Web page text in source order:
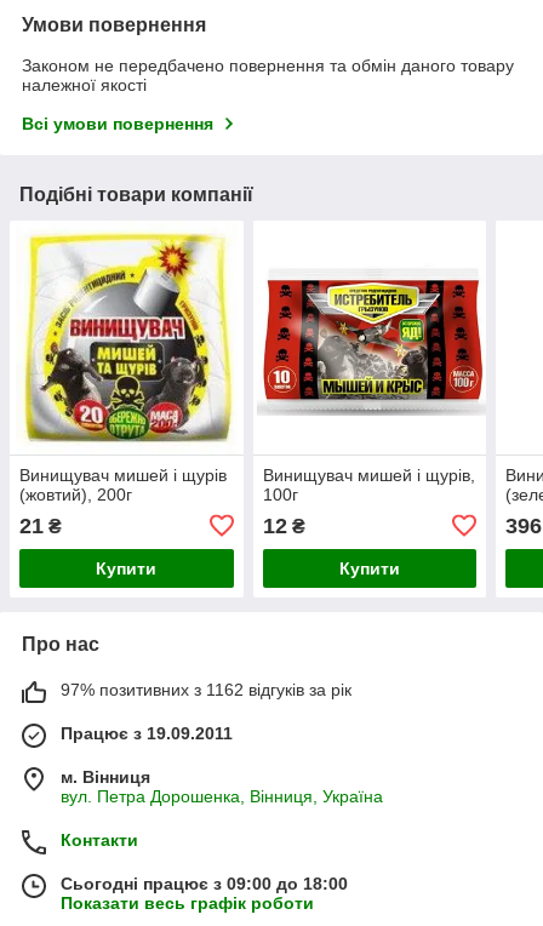
Умови повернення
Законом не передбачено повернення та обмін даного товару
належної якості
Всі умови повернення
Подібні товари компанії
Винищувач мишей і щурів
(жовтий), 200г
21 ₴
Купити
Винищувач мишей і щурів,
100г
12₴
Купити
396
Про нас
97% позитивних з 1162 відгуків за рік
Працює з 19.09.2011
м. Вінниця
вул. Петра Дорошенка, Вінниця, Україна
Контакти
Сьогодні працює з 09:00 до 18:00
Показати весь графік роботи